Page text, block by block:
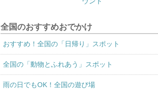
全国のおすすめおでかけ
おすすめ！全国の「日帰り」スポット
全国の「動物とふれあう」スポット
雨の日でもOK！全国の遊び場